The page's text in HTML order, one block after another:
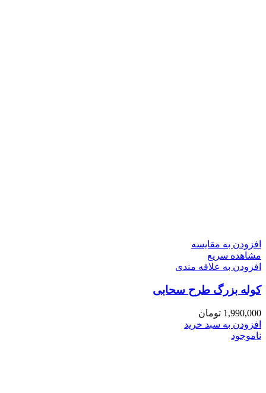
افزودن به مقایسه
مشاهده سریع
افزودن به علاقه مندی
کوله بزرگ طرح سحابی
1,990,000 تومان
افزودن به سبد خرید
ناموجود